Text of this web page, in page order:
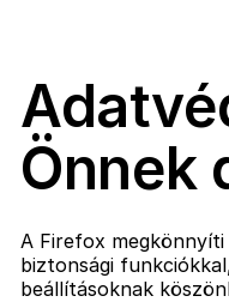
Önnek
A Firefox
biztonsági
beállításoknak